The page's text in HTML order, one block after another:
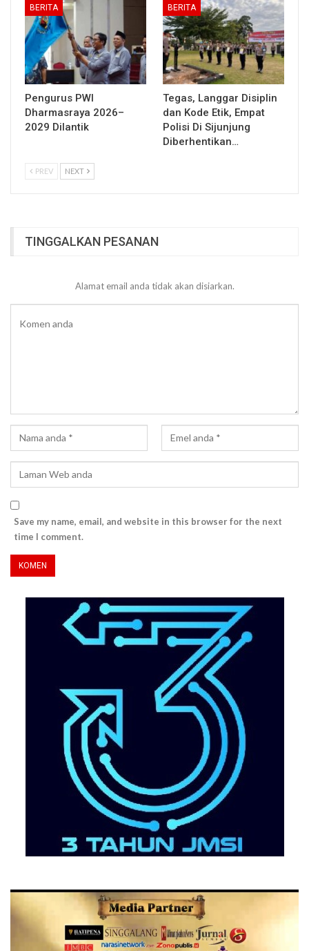
BERITA
Pengurus PWI
Dharmasraya 2026–
2029 Dilantik
BERITA
Tegas, Langgar Disiplin
dan Kode Etik, Empat
Polisi Di Sijunjung
Diberhentikan…
PREV NEXT
TINGGALKAN PESANAN
Alamat email anda tidak akan disiarkan.
Save my name, email, and website in this browser for the next
time I comment.